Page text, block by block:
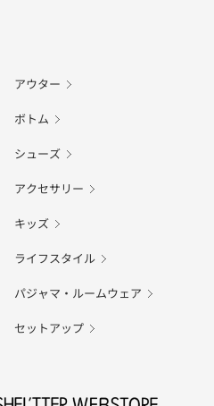
アウター
ボトム
シューズ
アクセサリー
キッズ
ライフスタイル
パジャマ・ルームウェア
セットアップ